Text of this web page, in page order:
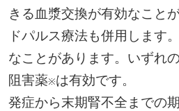
きる血漿交換が有効なこと
ドパルス療法も併用します
なことがあります。いずれ
阻害薬※は有効です。
発症から末期腎不全までの